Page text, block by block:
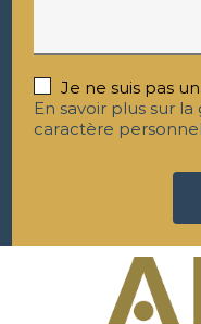
Je ne suis pas
En savoir plus sur
caractère